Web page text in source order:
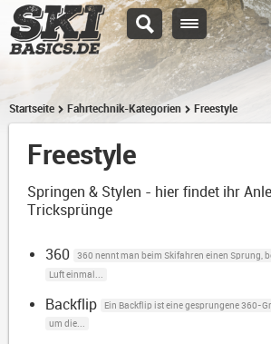
Startseite Fahrtechnik-Kategorien Freestyle
Freestyle
Springen & Stylen - hier findet ihr
Tricksprünge
360
360 nennt man beim Skifahren einen Sprung,
Luft einmal...
Backflip
Ein Backflip ist eine gesprungene 360-
um die...